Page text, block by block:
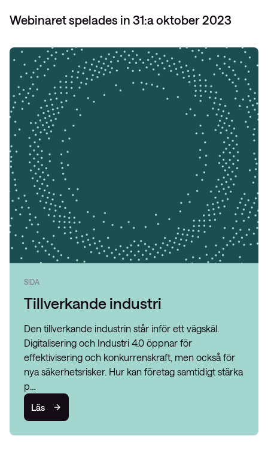
Webinaret spelades in 31:a oktober 2023
SIDA
Tillverkande industri
Den tillverkande industrin står inför ett vägskäl.
Digitalisering och Industri 4.0 öppnar för
effektivisering och konkurrenskraft, men också för
nya säkerhetsrisker. Hur kan företag samtidigt stärka
p…
Läs